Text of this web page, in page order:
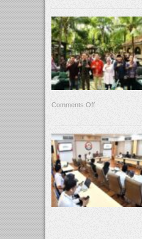
Comments Off